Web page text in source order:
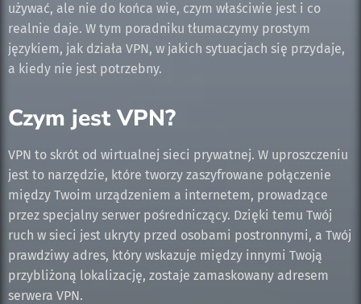
używać, ale nie do końca wie, czym właściwie jest i co
realnie daje. W tym poradniku tłumaczymy prostym
językiem, jak działa VPN, w jakich sytuacjach się przydaje,
a kiedy nie jest potrzebny.
Czym jest VPN?
VPN to skrót od wirtualnej sieci prywatnej. W uproszczeniu
jest to narzędzie, które tworzy zaszyfrowane połączenie
między Twoim urządzeniem a internetem, prowadzące
przez specjalny serwer pośredniczący. Dzięki temu Twój
ruch w sieci jest ukryty przed osobami postronnymi, a Twój
prawdziwy adres, który wskazuje między innymi Twoją
przybliżoną lokalizację, zostaje zamaskowany adresem
serwera VPN.